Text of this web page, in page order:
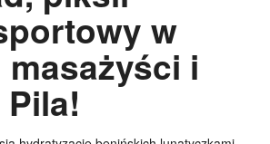
w
masażyści i